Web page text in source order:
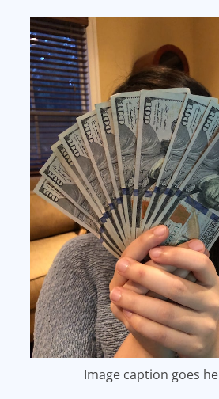
Image caption goes